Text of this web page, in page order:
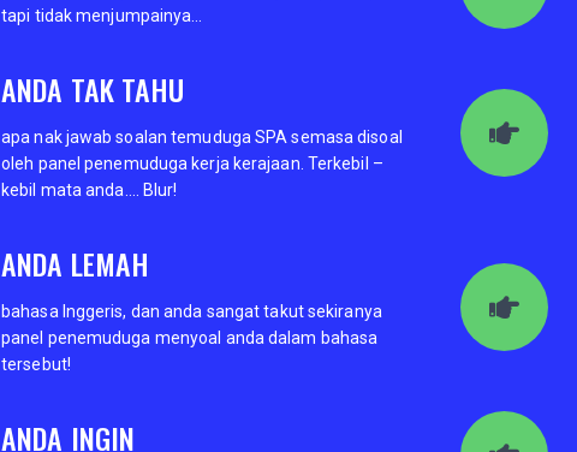
tapi tidak menjumpainya…
ANDA TAK TAHU
apa nak jawab soalan temuduga SPA semasa disoal
oleh panel penemuduga kerja kerajaan. Terkebil –
kebil mata anda…. Blur!
ANDA LEMAH
bahasa Inggeris, dan anda sangat takut sekiranya
panel penemuduga menyoal anda dalam bahasa
tersebut!
ANDA INGIN